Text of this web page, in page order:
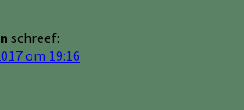
schreef:
om 19:16